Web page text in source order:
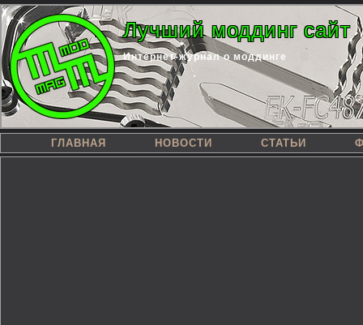
Лучший моддинг сайт
Интернет-журнал о моддинге
ГЛАВНАЯ НОВОСТИ СТАТЬИ